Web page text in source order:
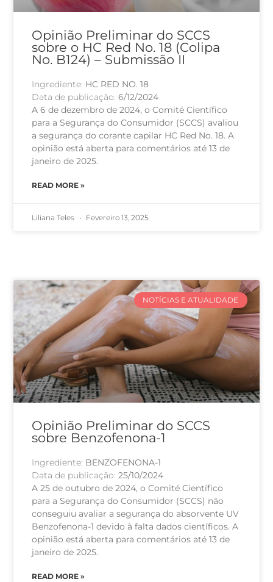
Opinião Preliminar do SCCS
sobre o HC Red No. 18 (Colipa
No. B124) – Submissão II
Ingrediente: HC RED NO. 18
Data de publicação:6/12/2024
A 6 de dezembro de 2024, o Comité Científico
para a Segurança do Consumidor (SCCS) avaliou
a segurança do corante capilar HC Red No. 18. A
opinião está aberta para comentários até 13 de
janeiro de 2025.
READ MORE »
Liliana Teles Fevereiro 13, 2025
NOTÍCIAS E ATUALIDADE
Opinião Preliminar do SCCS
sobre Benzofenona-1
Ingrediente: BENZOFENONA-1
Data de publicação:25/10/2024
A 25 de outubro de 2024, o Comité Científico
para a Segurança do Consumidor (SCCS) não
conseguiu avaliar a segurança do absorvente UV
Benzofenona-1 devido à falta dados científicos. A
opinião está aberta para comentários até 13 de
janeiro de 2025.
READ MORE »